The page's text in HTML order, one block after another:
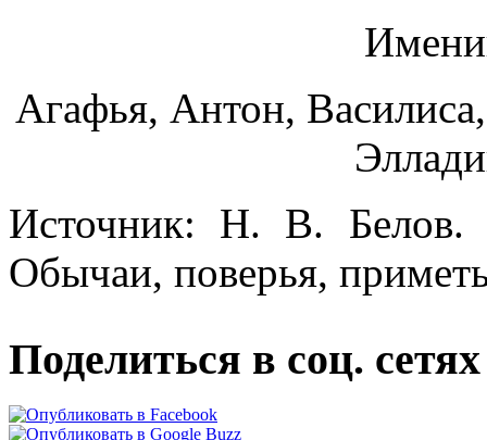
Агафья, Антон,
Источник: Н. В. Белов.
Обычаи, поверья,
Поделиться в соц. сетях